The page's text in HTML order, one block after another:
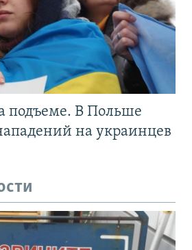
подъеме. В Польше
на украинцев